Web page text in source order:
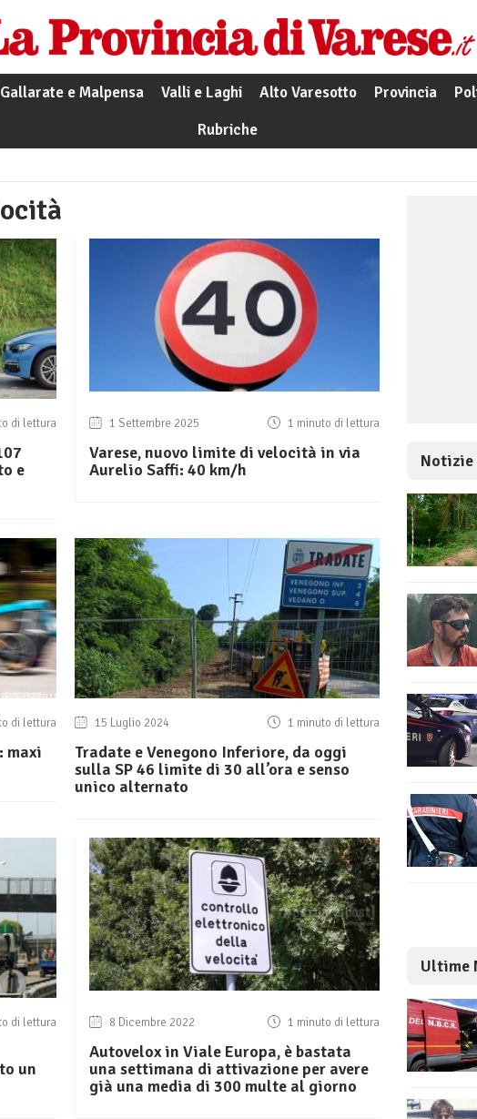
Gallarate e Malpensa Valli e Laghi Alto Varesotto Provincia
Rubriche
di lettura
e
1 Settembre 2025 1 minuto di lettura
Varese, nuovo limite di velocità in via
Aurelio Saffi: 40 km/h
di lettura
maxi
15 Luglio 2024 1 minuto di lettura
Tradate e Venegono Inferiore, da oggi
sulla SP 46 limite di 30 all’ora e senso
unico alternato
di lettura
un
8 Dicembre 2022 1 minuto di lettura
Autovelox in Viale Europa, è bastata
una settimana di attivazione per avere
già una media di 300 multe al giorno
Ultime